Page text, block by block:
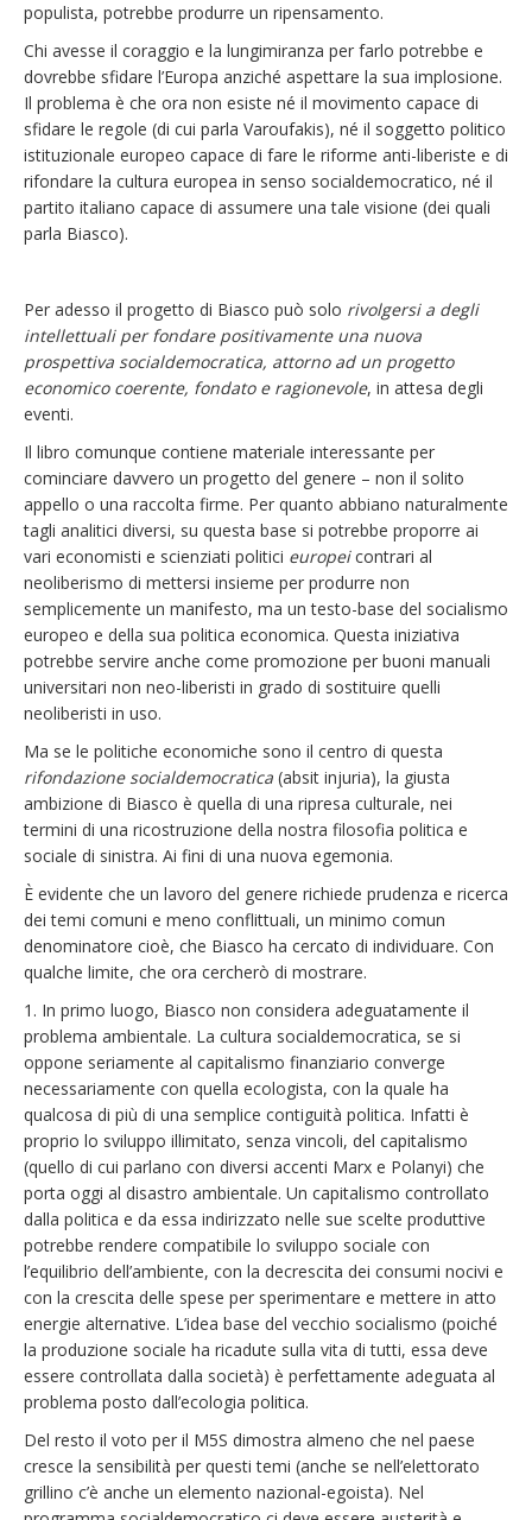
populista, potrebbe produrre un ripensamento.
Chi avesse il coraggio e la lungimiranza per farlo potrebbe e
dovrebbe sfidare l’Europa anziché aspettare la sua implosione.
Il problema è che ora non esiste né il movimento capace di
sfidare le regole (di cui parla Varoufakis), né il soggetto politico
istituzionale europeo capace di fare le riforme anti-liberiste e di
rifondare la cultura europea in senso socialdemocratico, né il
partito italiano capace di assumere una tale visione (dei quali
parla Biasco).
Per adesso il progetto di Biasco può solo rivolgersi a degli
intellettuali per fondare positivamente una nuova
prospettiva socialdemocratica, attorno ad un progetto
economico coerente, fondato e ragionevole, in attesa degli
eventi.
Il libro comunque contiene materiale interessante per
cominciare davvero un progetto del genere – non il solito
appello o una raccolta firme. Per quanto abbiano naturalmente
tagli analitici diversi, su questa base si potrebbe proporre ai
vari economisti e scienziati politici europeicontrari al
neoliberismo di mettersi insieme per produrre non
semplicemente un manifesto, ma un testo-base del socialismo
europeo e della sua politica economica. Questa iniziativa
potrebbe servire anche come promozione per buoni manuali
universitari non neo-liberisti in grado di sostituire quelli
neoliberisti in uso.
Ma se le politiche economiche sono il centro di questa
rifondazione socialdemocratica (absit injuria), la giusta
ambizione di Biasco è quella di una ripresa culturale, nei
termini di una ricostruzione della nostra filosofia politica e
sociale di sinistra. Ai fini di una nuova egemonia.
È evidente che un lavoro del genere richiede prudenza e ricerca
dei temi comuni e meno conflittuali, un minimo comun
denominatore cioè, che Biasco ha cercato di individuare. Con
qualche limite, che ora cercherò di mostrare.
1. In primo luogo, Biasco non considera adeguatamente il
problema ambientale. La cultura socialdemocratica, se si
oppone seriamente al capitalismo finanziario converge
necessariamente con quella ecologista, con la quale ha
qualcosa di più di una semplice contiguità politica. Infatti è
proprio lo sviluppo illimitato, senza vincoli, del capitalismo
(quello di cui parlano con diversi accenti Marx e Polanyi) che
porta oggi al disastro ambientale. Un capitalismo controllato
dalla politica e da essa indirizzato nelle sue scelte produttive
potrebbe rendere compatibile lo sviluppo sociale con
l’equilibrio dell’ambiente, con la decrescita dei consumi nocivi e
con la crescita delle spese per sperimentare e mettere in atto
energie alternative. L’idea base del vecchio socialismo (poiché
la produzione sociale ha ricadute sulla vita di tutti, essa deve
essere controllata dalla società) è perfettamente adeguata al
problema posto dall’ecologia politica.
Del resto il voto per il M5S dimostra almeno che nel paese
cresce la sensibilità per questi temi (anche se nell’elettorato
grillino c’è anche un elemento nazional-egoista). Nel